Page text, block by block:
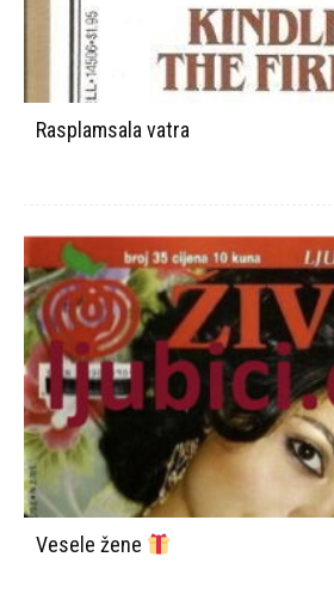
Rasplamsala vatra
Vesele žene